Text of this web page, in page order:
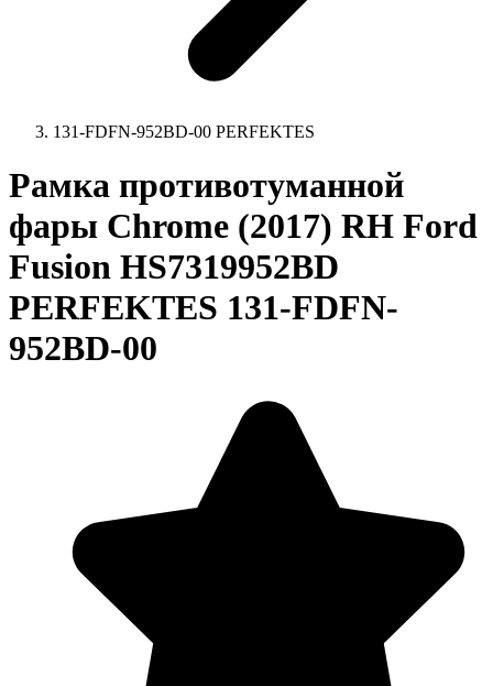
131-FDFN-952BD-00 PERFEKTES
Рамка противотуманной
фары Chrome (2017) RH Ford
Fusion HS7319952BD
PERFEKTES 131-FDFN-
952BD-00